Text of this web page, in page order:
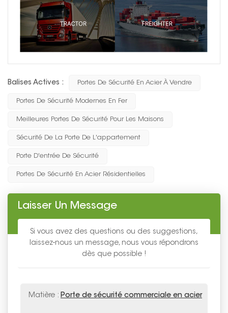
Balises Actives : Portes De Sécurité En Acier À Vendre
Portes De Sécurité Modernes En Fer
Meilleures Portes De Sécurité Pour Les Maisons
Sécurité De La Porte De L'appartement
Porte D'entrée De Sécurité
Portes De Sécurité En Acier Résidentielles
Laisser Un Message
Si vous avez des questions ou des suggestions,
laissez-nous un message, nous vous répondrons
dès que possible !
Matière : Porte de sécurité commerciale en acier